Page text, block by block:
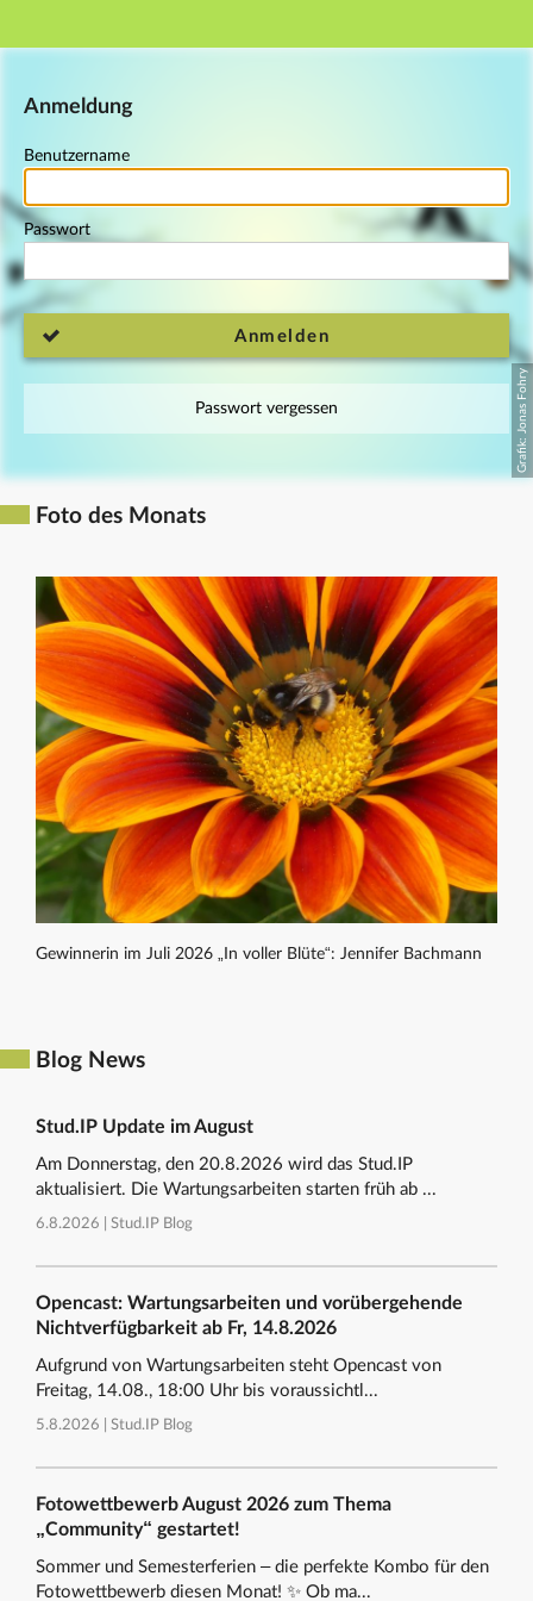
Hauptnavigation
Anmeldung
Benutzername
Passwort
Anmelden
Passwort vergessen
Foto des Monats
Gewinnerin im Juli 2026 „In voller Blüte“: Jennifer Bachmann
Blog News
Stud.IP Update im August
Am Donnerstag, den 20.8.2026 wird das Stud.IP
aktualisiert. Die Wartungsarbeiten starten früh ab ...
6.8.2026 | Stud.IP Blog
Opencast: Wartungsarbeiten und vorübergehende
Nichtverfügbarkeit ab Fr, 14.8.2026
Aufgrund von Wartungsarbeiten steht Opencast von
Freitag, 14.08., 18:00 Uhr bis voraussichtl...
5.8.2026 | Stud.IP Blog
Fotowettbewerb August 2026 zum Thema
„Community“ gestartet!
Sommer und Semesterferien – die perfekte Kombo für den
Fotowettbewerb diesen Monat! ✨ Ob ma...